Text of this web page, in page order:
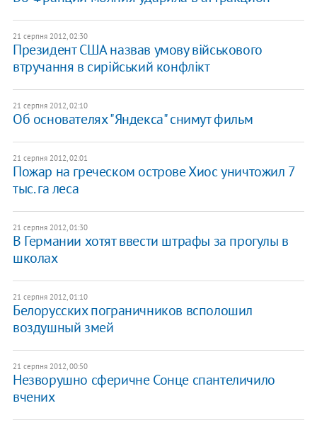
21 серпня 2012, 02:30
Президент США назвав умову військового
втручання в сирійський конфлікт
21 серпня 2012, 02:10
Об основателях "Яндекса" снимут фильм
21 серпня 2012, 02:01
Пожар на греческом острове Хиос уничтожил 7
тыс. га леса
21 серпня 2012, 01:30
В Германии хотят ввести штрафы за прогулы в
школах
21 серпня 2012, 01:10
Белорусских пограничников всполошил
воздушный змей
21 серпня 2012, 00:50
Незворушно сферичне Сонце спантеличило
вчених